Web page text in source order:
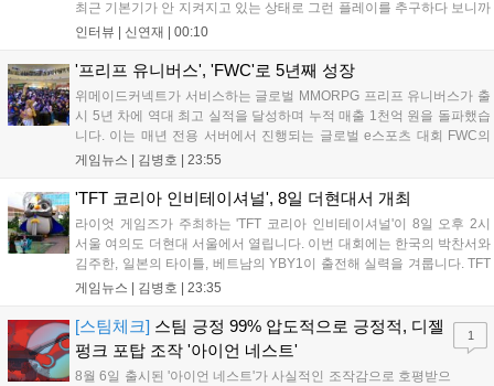
최근 기본기가 안 지켜지고 있는 상태로 그런 플레이를 추구하다 보니까
팀적으로 안 좋은 사고가 계속 많이 났던 것 같습니다." T1은 6일 서울 종
인터뷰 | 신연재 00:10
'프리프 유니버스', 'FWC'로 5년째 성장
위메이드커넥트가 서비스하는 글로벌 MMORPG 프리프 유니버스가 출
시 5년 차에 역대 최고 실적을 달성하며 누적 매출 1천억 원을 돌파했습
니다. 이는 매년 전용 서버에서 진행되는 글로벌 e스포츠 대회 FWC의
영향이 큽니다. FWC는 이용자가 동일한 조건에서 시즌을 함께 즐기는
대폭 상승하는 성과를 냈습니다. 오는 10월 필리핀 마닐라에서 총상금
11만 달러 규모의 제4회 FWC 그랜드 파이널이 개최될 예정이며, 위메
이드커넥트는 이를 통해 커뮤니티 중심의 장기 성장 모델을 지속할 방침
입니다....
게임뉴스 | 김병호 23:55
'TFT 코리아 인비테이셔널', 8일 더현대서 개최
라이엇 게임즈가 주최하는 'TFT 코리아 인비테이셔널'이 8일 오후 2시
서울 여의도 더현대 서울에서 열립니다. 이번 대회에는 한국의 박찬서와
김주한, 일본의 타이틀, 베트남의 YBY1이 출전해 실력을 겨룹니다. TFT
는 소속팀 없이 개인 자격으로 참가하는 독특한 대회 구조를 가지며, 누
17일까지 이어지는 이번 행사는 신규 세트 체험과 공연 등 다양한 즐길
거리를 제공하며, 이후 현대백화점 판교점에서도 행사가 이어질 예정입
니다. 연말에는 라스베이거스 오픈이 개최됩니다....
게임뉴스 | 김병호 23:35
[스팀체크] 스팀 긍정 99% 압도적으로 긍정적, 디젤
펑크 포탑 조작 '아이언 네스트'
8월 6일 출시된 '아이언 네스트'가 사실적인 조작감으로 호평받으
1